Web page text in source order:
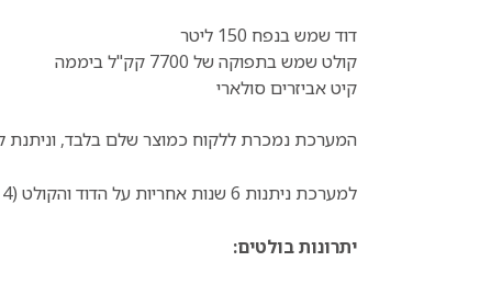
דוד שמש בנפח 150 ליטר
קולט שמש בתפוקה של 7700 קק"ל ביממה
קיט אביזרים סולארי
המערכת נמכרת ללקוח כמוצר שלם בלבד, וניתנת
למערכת ניתנות 6 שנות אחריות על הדוד והקולט (4 שנות אחריות + 2 שנות אחריות מוגבלת).
יתרונות בולטים: